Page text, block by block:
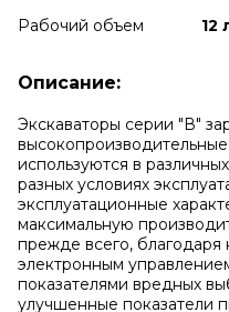
Рабочий объем 12
Описание:
Экскаваторы серии "В"
используются в
разных условиях
эксплуатационные
максимальную
прежде всего, благодаря
электронным
показателями вредных
улучшенные показатели